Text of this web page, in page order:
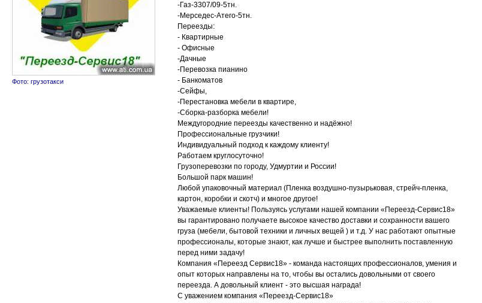
Фото: грузотакси
-Газ-3307/09-5тн.
-Мерседес-Атего-5тн.
Переезды:
- Квартирные
- Офисные
-Дачные
-Перевозка пианино
- Банкоматов
-Сейфы,
-Перестановка мебели в квартире,
-Сборка-разборка мебели!
Междугородние переезды качественно и надёжно!
Профессиональные грузчики!
Индивидуальный подход к каждому клиенту!
Работаем круглосуточно!
Грузоперевозки по городу, Удмуртии и России!
Большой парк машин!
Любой упаковочный материал (Пленка воздушно-пузырьковая, стрейч-пленка,
картон, коробки и скотч) и многое другое!
Уважаемые клиенты! Пользуясь услугами нашей компании «Переезд-Сервис18»
вы гарантировано получаете высокое качество доставки и сохранности вашего
груза (мебели, бытовой техники и личных вещей ) и т.д. У нас работают опытные
профессионалы, которые знают, как лучше и быстрее выполнить поставленную
перед ними задачу!
Компания «Переезд Сервис18» - команда настоящих профессионалов, умения и
опыт которых направлены на то, чтобы вы остались довольными от своего
переезда. А довольный клиент - это высшая награда!
С уважением компания «Переезд-Сервис18»